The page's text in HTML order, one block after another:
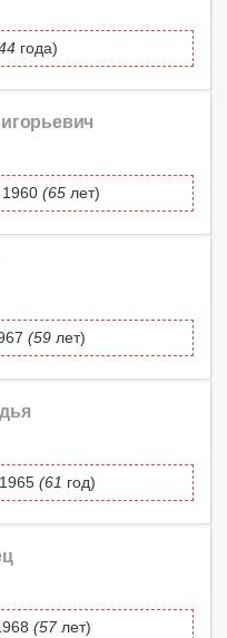
года)
1960 (65 лет)
(59 лет)
(61 год)
(57лет)